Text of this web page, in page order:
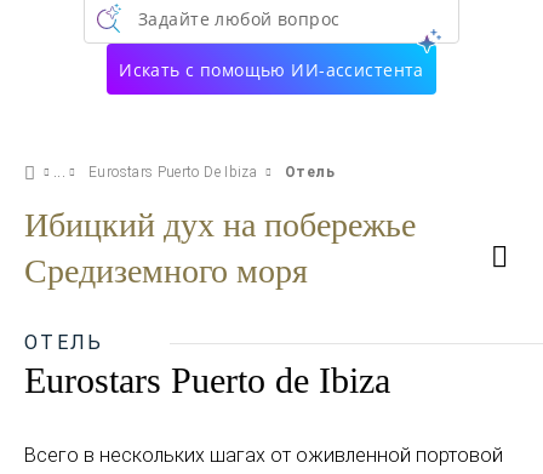
Задайте любой вопрос
Искать с помощью ИИ-ассистента
Eurostars Puerto De Ibiza Отель
Ибицкий дух на побережье
Средиземного моря
ОТЕЛЬ
Eurostars Puerto de Ibiza
Всего в нескольких шагах от оживленной портовой